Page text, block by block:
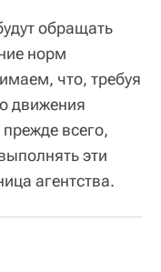
обращать
норм
что, требуя
движения
всего,
эти
агентства.